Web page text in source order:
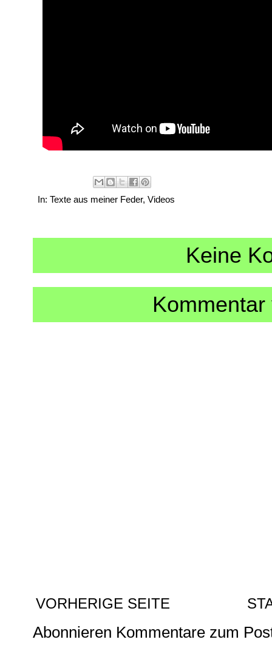
In: Texte aus meiner Feder, Videos
Keine
VORHERIGE SEITE
Abonnieren Kommentare zum